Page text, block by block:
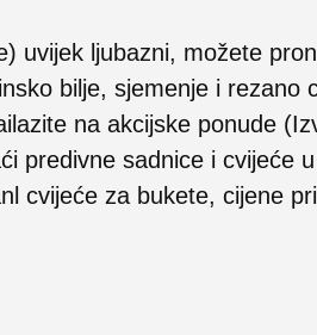
uvijek ljubazni, možete
bilje, sjemenje i rezano
na akcijske ponude
predivne sadnice i cvijeće
cvijeće za bukete, cijene